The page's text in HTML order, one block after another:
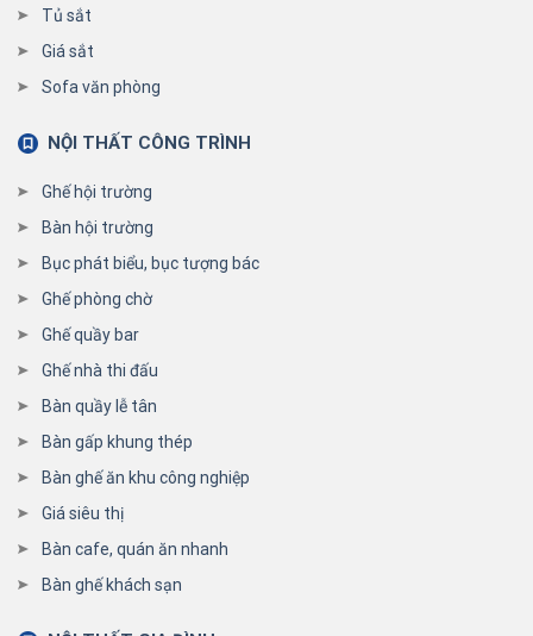
Tủ sắt
Giá sắt
Sofa văn phòng
NỘI THẤT CÔNG TRÌNH
Ghế hội trường
Bàn hội trường
Bục phát biểu, bục tượng bác
Ghế phòng chờ
Ghế quầy bar
Ghế nhà thi đấu
Bàn quầy lễ tân
Bàn gấp khung thép
Bàn ghế ăn khu công nghiệp
Giá siêu thị
Bàn cafe, quán ăn nhanh
Bàn ghế khách sạn